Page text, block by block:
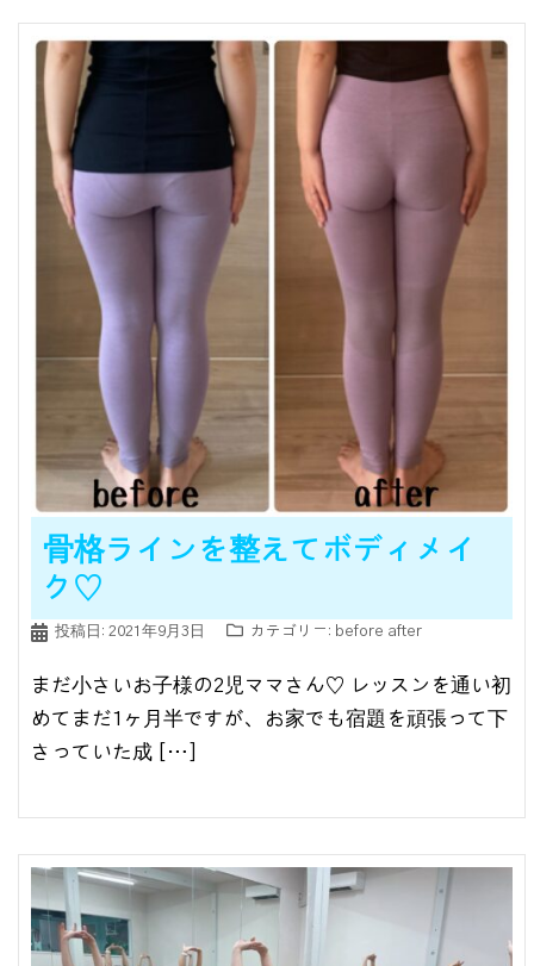
骨格ラインを整えてボディメイ
ク♡
投稿日: 2021年9月3日 カテゴリー: before after
まだ小さいお子様の2児ママさん♡ レッスンを通い初
めてまだ1ヶ月半ですが、お家でも宿題を頑張って下
さっていた成 […]